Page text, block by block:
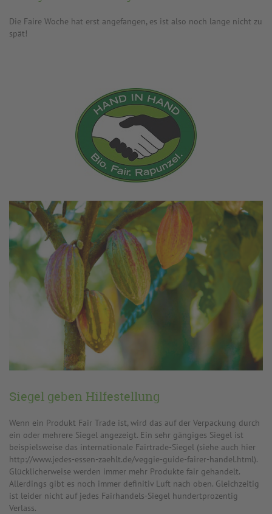
Die Faire Woche hat erst angefangen, es ist also noch lange nicht zu
spät!
Siegel geben Hilfestellung
Wenn ein Produkt Fair Trade ist, wird das auf der Verpackung durch
ein oder mehrere Siegel angezeigt. Ein sehr gängiges Siegel ist
beispielsweise das internationale Fairtrade-Siegel (siehe auch hier
http://www.jedes-essen-zaehlt.de/veggie-guide-fairer-handel.html).
Glücklicherweise werden immer mehr Produkte fair gehandelt.
Allerdings gibt es noch immer definitiv Luft nach oben. Gleichzeitig
ist leider nicht auf jedes Fairhandels-Siegel hundertprozentig
Verlass.